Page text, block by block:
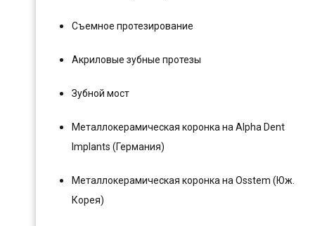
Съемное протезирование
Акриловые зубные протезы
Зубной мост
Металлокерамическая коронка на Alpha Dent
Implants (Германия)
Металлокерамическая коронка на Osstem (Юж.
Корея)